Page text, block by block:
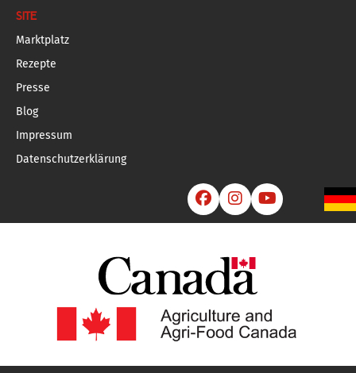
SITE
Marktplatz
Rezepte
Presse
Blog
Impressum
Datenschutzerklärung
  